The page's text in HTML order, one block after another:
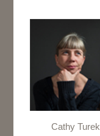
Cathy Turek